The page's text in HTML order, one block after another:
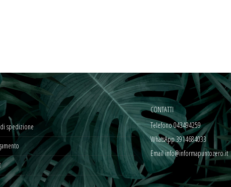
spedizione
CONTATTI
Telefono 043494259
WhatsApp 3914684033
Email info@informapuntozero.it